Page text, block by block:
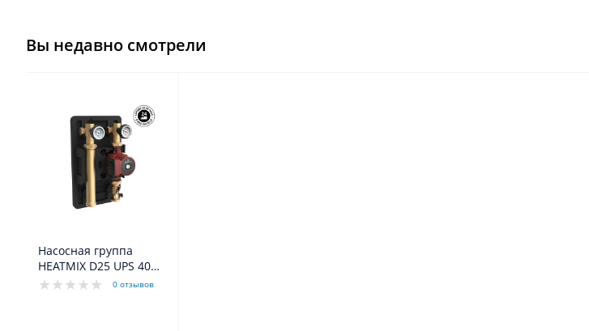
Вы недавно смотрели
Насосная группа
HEATMIX D25 UPS 40
Rp 1"/ G 1 1/2"0 отзывов